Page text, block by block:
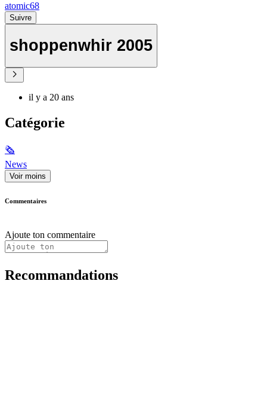
atomic68
Suivre
shoppenwhir 2005
il y a 20 ans
Catégorie
🗞
News
Voir moins
Commentaires
Ajoute ton commentaire
Recommandations